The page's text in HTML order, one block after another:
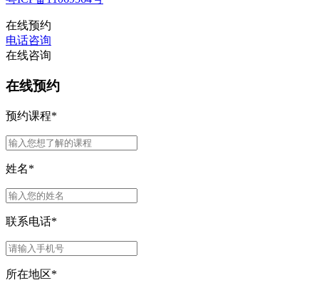
在线预约
电话咨询
在线咨询
在线预约
预约课程*
姓名*
联系电话*
所在地区*